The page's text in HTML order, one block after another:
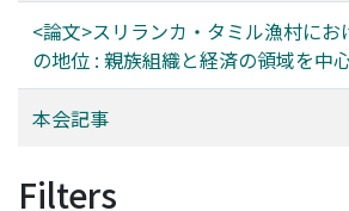
<論文>スリランカ・タミル漁村にお
の地位 : 親族組織と経済の領域を中
本会記事
Filters